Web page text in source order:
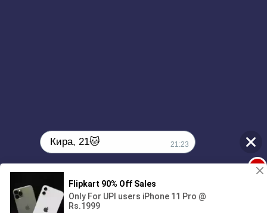
00:00
Кира, 21🐱 21:23
Поиграешь со мной? 💖🐾
1